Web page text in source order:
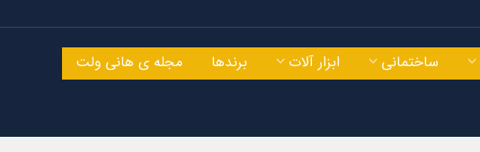
ساختمانی ابزار آلات برندها مجله ی هانی ولت